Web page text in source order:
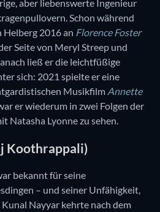
aber liebenswerte Ingenieur
Schon während
Helberg 2016 an Florence Foster
Seite von Meryl Streep und
ließ er die leichtfüßige
sich: 2021 spielte er eine
Musikfilm Annette
er wiederum in zwei Folgen der
Natasha Lyonne zu sehen.
Koothrappali)
bekannt für seine
– und seiner Unfähigkeit,
Nayyar kehrte nach dem